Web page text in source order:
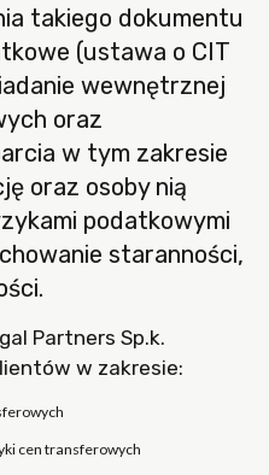
takiego dokumentu
(ustawa o CIT
wewnętrznej
oraz
w tym zakresie
oraz osoby nią
podatkowymi
staranności,
Partners Sp.k.
w zakresie:
cen transferowych